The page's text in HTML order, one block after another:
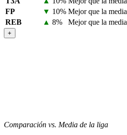
FP
▼ 10% Mejor que la media
REB
▲ 8% Mejor que la media
+
Comparación vs. Media de la liga